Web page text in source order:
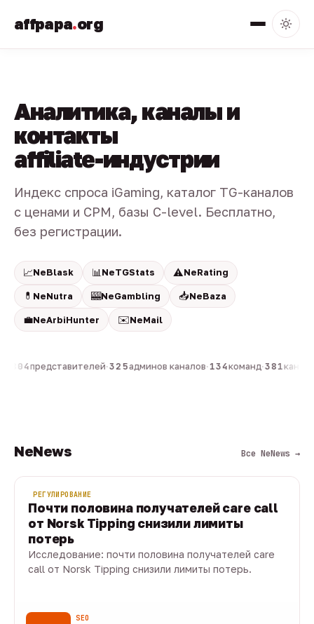
affpapa.org
Аналитика, каналы и
контакты
affiliate-индустрии
Индекс спроса iGaming, каталог TG-каналов
с ценами и CPM, базы C-level. Бесплатно,
без регистрации.
📈NeBlask 📊 NeTGStats ⚠️NeRating
💊 NeNutra 🎰NeGambling 📥NeBaza
💼NeArbiHunter ✉️NeMail
804представителей·325админов каналов·134команд·381
NeNews Все NeNews →
РЕГУЛИРОВАНИЕ
Почти половина получателей care call
от Norsk Tipping снизили лимиты
потерь
Исследование: почти половина получателей care
call от Norsk Tipping снизили лимиты потерь.
SEO